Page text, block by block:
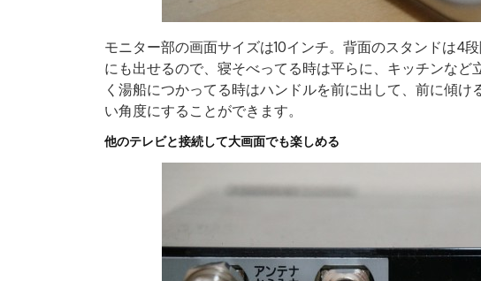
モニター部の画面サイズは10インチ。背面のスタンドは4
にも出せるので、寝そべってる時は平らに、キッチンな
く湯船につかってる時はハンドルを前に出して、前に傾
い角度にすることができます。
他のテレビと接続して大画面でも楽しめる